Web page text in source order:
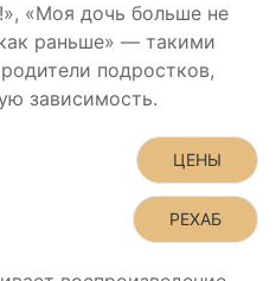
«Моя дочь больше не
раньше» — такими
подростков,
зависимость.
ЦЕНЫ
РЕХАБ